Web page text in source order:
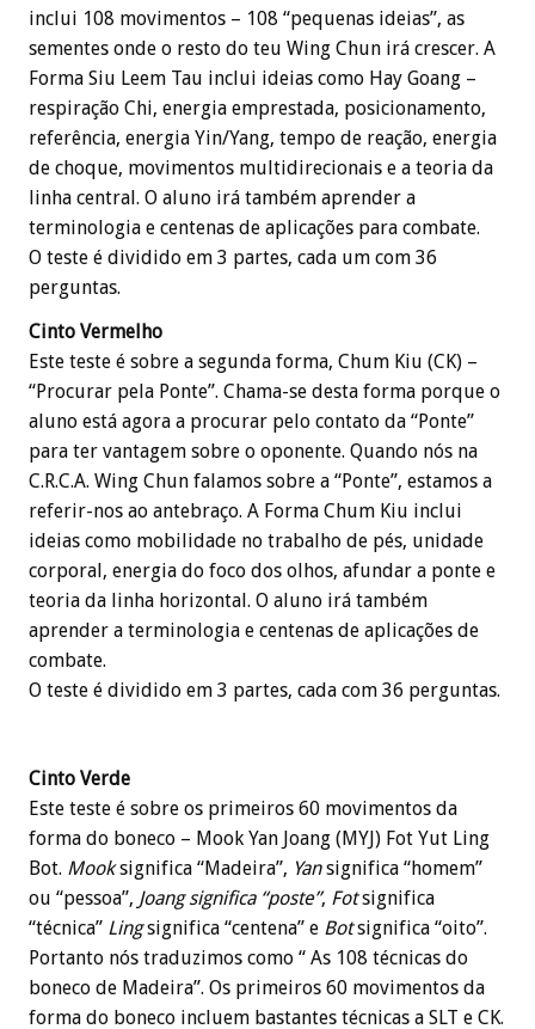
inclui 108 movimentos – 108 “pequenas ideias”, as
sementes onde o resto do teu Wing Chun irá crescer. A
Forma Siu Leem Tau inclui ideias como Hay Goang –
respiração Chi, energia emprestada, posicionamento,
referência, energia Yin/Yang, tempo de reação, energia
de choque, movimentos multidirecionais e a teoria da
linha central. O aluno irá também aprender a
terminologia e centenas de aplicações para combate.
O teste é dividido em 3 partes, cada um com 36
perguntas.
Cinto Vermelho
Este teste é sobre a segunda forma, Chum Kiu (CK) –
“Procurar pela Ponte”. Chama-se desta forma porque o
aluno está agora a procurar pelo contato da “Ponte”
para ter vantagem sobre o oponente. Quando nós na
C.R.C.A. Wing Chun falamos sobre a “Ponte”, estamos a
referir-nos ao antebraço. A Forma Chum Kiu inclui
ideias como mobilidade no trabalho de pés, unidade
corporal, energia do foco dos olhos, afundar a ponte e
teoria da linha horizontal. O aluno irá também
aprender a terminologia e centenas de aplicações de
combate.
O teste é dividido em 3 partes, cada com 36 perguntas.
Cinto Verde
Este teste é sobre os primeiros 60 movimentos da
forma do boneco – Mook Yan Joang (MYJ) Fot Yut Ling
Bot. Mooksignifica “Madeira”, Yansignifica “homem”
ou “pessoa”, Joang significa “poste”, Fotsignifica
“técnica” Lingsignifica “centena” e Botsignifica “oito”.
Portanto nós traduzimos como “ As 108 técnicas do
boneco de Madeira”. Os primeiros 60 movimentos da
forma do boneco incluem bastantes técnicas a SLT e CK.